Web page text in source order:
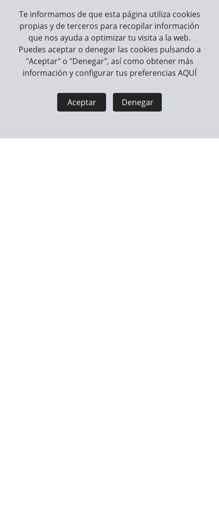
DE GATOS
BOLSAS PARA BANDEJAS
BOLSAS PARA BANDEJAS
KARLIE - BASIC
Te informamos de que esta página utiliza cookies
propias y de terceros para recopilar información
que nos ayuda a optimizar tu visita a la web.
Puedes aceptar o denegar las cookies pulsando a
"Aceptar" o "Denegar", así como obtener más
información y configurar tus preferencias AQUÍ
Aceptar Denegar